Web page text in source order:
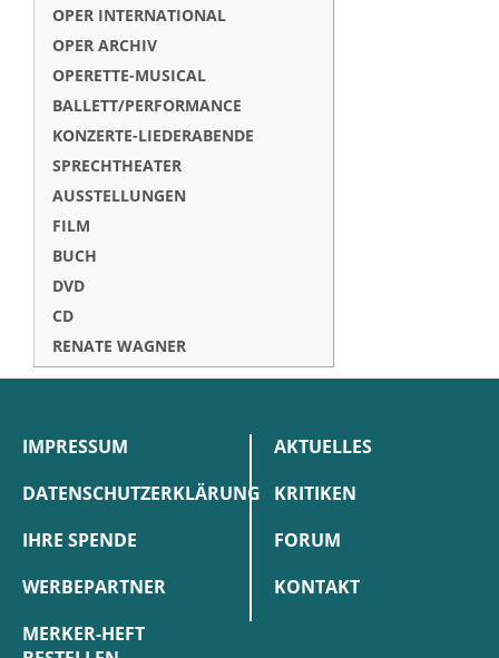
OPER INTERNATIONAL
OPER ARCHIV
OPERETTE-MUSICAL
BALLETT/PERFORMANCE
KONZERTE-LIEDERABENDE
SPRECHTHEATER
AUSSTELLUNGEN
FILM
BUCH
DVD
CD
RENATE WAGNER
IMPRESSUM
DATENSCHUTZERKLÄRUNG
IHRE SPENDE
WERBEPARTNER
MERKER-HEFT
AKTUELLES
KRITIKEN
FORUM
KONTAKT